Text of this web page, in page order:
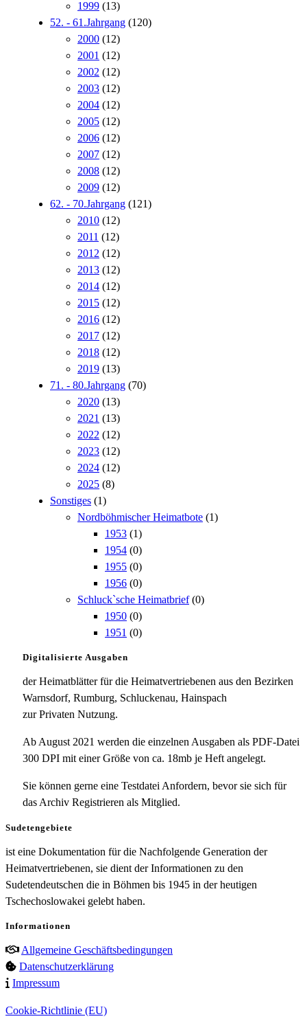
1999 (13)
52. - 61.Jahrgang (120)
2000 (12)
2001 (12)
2002 (12)
2003 (12)
2004 (12)
2005 (12)
2006 (12)
2007 (12)
2008 (12)
2009 (12)
62. - 70.Jahrgang (121)
2010 (12)
2011 (12)
2012 (12)
2013 (12)
2014 (12)
2015 (12)
2016 (12)
2017 (12)
2018 (12)
2019 (13)
71. - 80.Jahrgang (70)
2020 (13)
2021 (13)
2022 (12)
2023 (12)
2024 (12)
2025 (8)
Sonstiges (1)
Nordböhmischer Heimatbote (1)
1953 (1)
1954 (0)
1955 (0)
1956 (0)
Schluck`sche Heimatbrief (0)
1950 (0)
1951 (0)
Digitalisierte Ausgaben
der Heimatblätter für die Heimatvertriebenen aus den Bezirken
Warnsdorf, Rumburg, Schluckenau, Hainspach
zur Privaten Nutzung.
Ab August 2021 werden die einzelnen Ausgaben als PDF-Datei
300 DPI mit einer Größe von ca. 18mb je Heft angelegt.
Sie können gerne eine Testdatei Anfordern, bevor sie sich für
das Archiv Registrieren als Mitglied.
Sudetengebiete
ist eine Dokumentation für die Nachfolgende Generation der
Heimatvertriebenen, sie dient der Informationen zu den
Sudetendeutschen die in Böhmen bis 1945 in der heutigen
Tschechoslowakei gelebt haben.
Informationen
Allgemeine Geschäftsbedingungen
Datenschutzerklärung
Impressum
Cookie-Richtlinie (EU)